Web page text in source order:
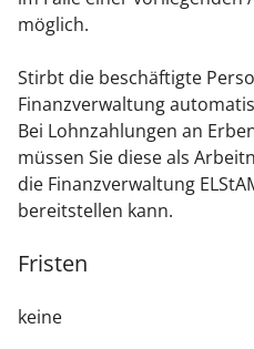
möglich.
Stirbt die beschäftigte
Finanzverwaltung
Bei Lohnzahlungen an
müssen Sie diese als
die Finanzverwaltung
bereitstellen kann.
Fristen
keine